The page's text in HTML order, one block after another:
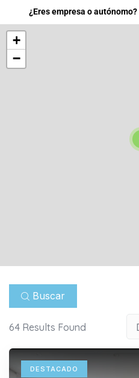
¿Eres empresa o autónomo?
Buscar
64 Results Found
DESTACADO
+
−